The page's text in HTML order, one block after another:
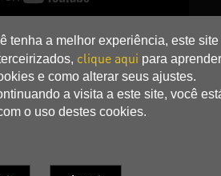
tenha a melhor experiência, este site
clique aqui para aprender
e como alterar seus ajustes.
a visita a este site, você
o uso destes cookies.